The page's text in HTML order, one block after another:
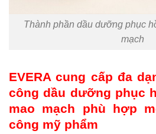
Thành phần dầu dưỡng phục
mạch
EVERA cung cấp đa
công dầu dưỡng phục
mao mạch phù hợp
công mỹ phẩm